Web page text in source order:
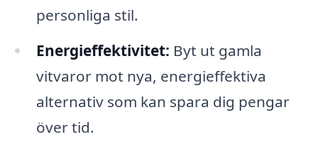
personliga stil.
Energieffektivitet: Byt ut gamla
vitvaror mot nya, energieffektiva
alternativ som kan spara dig pengar
över tid.